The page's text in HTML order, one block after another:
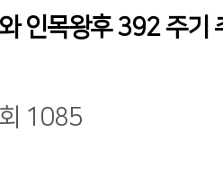
인목왕후 392 주
1085